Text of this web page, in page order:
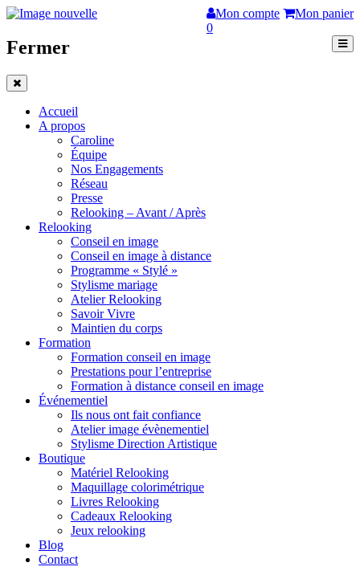
Mon compte
Mon panier
0
Fermer
Accueil
A propos
Caroline
Équipe
Nos Engagements
Réseau
Presse
Relooking – Avant / Après
Relooking
Conseil en image
Conseil en image à distance
Programme « Stylé »
Stylisme mariage
Atelier Relooking
Savoir Vivre
Maintien du corps
Formation
Formation conseil en image
Prestations pour l’entreprise
Formation à distance conseil en image
Événementiel
Ils nous ont fait confiance
Atelier image évènementiel
Stylisme Direction Artistique
Boutique
Matériel Relooking
Maquillage colorimétrique
Livres Relooking
Cadeaux Relooking
Jeux relooking
Blog
Contact